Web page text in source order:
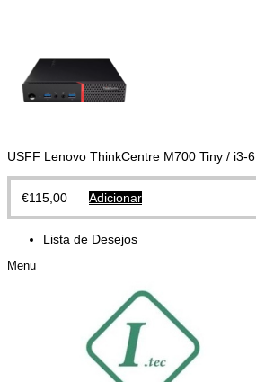
USFF Lenovo ThinkCentre M700 Tiny / i3-
€115,00 Adicionar
Lista de Desejos
Menu